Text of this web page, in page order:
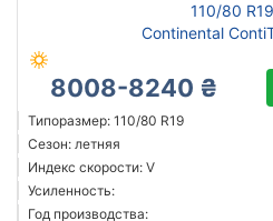
110/80
Continental
8008-8240 ₴
Типоразмер: 110/80 R19
Сезон: летняя
Индекс скорости: V
Усиленность:
Год производства: